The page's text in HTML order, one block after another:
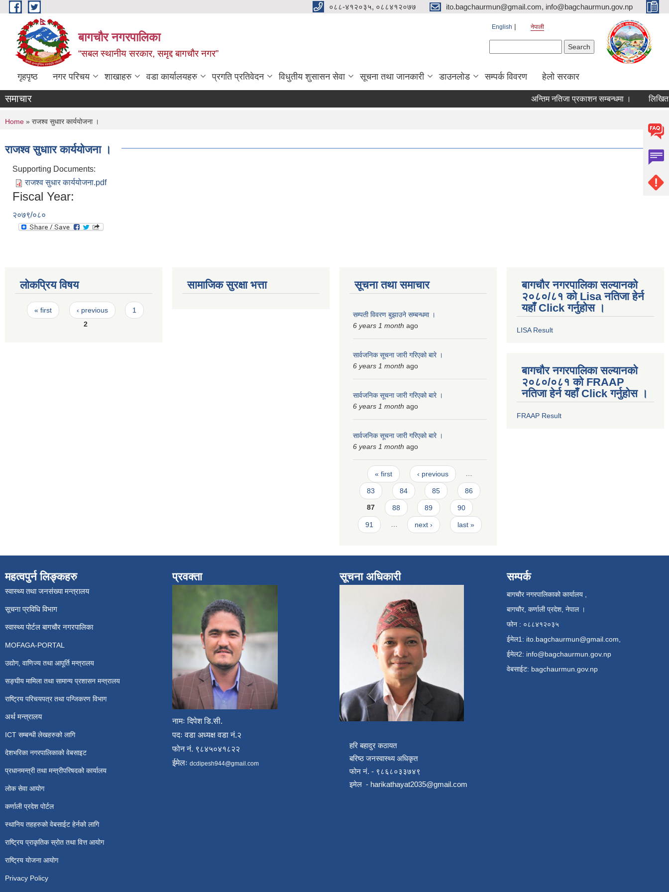
Skip to main content ०८८-४१२०३५, ०८८४१२०७७ ito.bagchaurmun@gmail.com, info@bagchaurmun.gov.np
बागचौर नगरपालिका
“सबल स्थानीय सरकार, समृद्द बागचौर नगर”
English नेपाली
गृहपृष्ठ नगर परिचय शाखाहरु वडा ‍कार्यालयहरु प्रगति प्रतिवेदन विधुतीय शुसासन सेवा सूचना तथा जानकारी डाउनलोड सम्पर्क विवरण हेलो सरकार
समाचार अन्तिम नतिजा प्रकाशन सम्बन्धमा । लिखित
You are here
Home » राजश्व सुधाार कार्ययोजना ।
राजश्व सुधाार कार्ययोजना ।
Supporting Documents:
राजश्व सुधार कार्ययोजना.pdf
Fiscal Year:
२०७९/०८०
लोकप्रिय विषय
Pages
« first ‹ previous
1
2
सामाजिक सुरक्षा भत्ता सूचना तथा समाचार
सम्पती विवरण बुझाउने सम्बन्धमा ।
6 years 1 month ago
सार्वजनिक सूचना जारी गरिएको बारे ।
6 years 1 month ago
सार्वजनिक सूचना जारी गरिएको बारे ।
6 years 1 month ago
सार्वजनिक सूचना जारी गरिएको बारे ।
6 years 1 month ago
Pages
« first ‹ previous …
83 84 85 86
87 88 89 90
91 … next › last »
बागचौर नगरपालिका सल्यानको
२०८०/८१ को Lisa नतिजा हेर्न
यहाँ Click गर्नुहोस ।
LISA Result
बागचौर नगरपालिका सल्यानको
२०८०/०८१ को FRAAP
नतिजा हेर्न यहाँ Click गर्नुहोस ।
FRAAP Result
महत्वपुर्न लिङ्कहरु
स्वास्थ्य तथा जनसंख्या मन्त्रालय
सूचना प्रविधि विभाग
स्वास्थ्य पोर्टल बागचौर नगरपालिका
MOFAGA-PORTAL
उद्योग, वाणिज्य तथा आपूर्ति मन्त्रालय
सङ्घीय मामिला तथा सामान्य प्रशासन मन्त्रालय
राष्ट्रिय परिचयपत्र तथा पन्जिकरण विभाग
अर्थ मन्त्रालय
ICT सम्बन्धी लेखहरुको लागि
देशभरिका नगरपालिकाको वेबसाइट
प्रधानमन्त्री तथा मन्त्रीपरिषदको कार्यालय
लोक सेवा आयोग
कर्णाली प्रदेश पोर्टल
स्थानिय तहहरुको वेबसाईट हेर्नको लागि
राष्ट्रिय प्राकृतिक स्रोत तथा वित्त आयोग
राष्ट्रिय योजना आयोग
Privacy Policy
प्रवक्ता
नामः दिपेश डि.सी.
पदः वडा अध्यक्ष वडा नं.२
फोन नं. ९८४५०४१८२२
ईमेलः dcdipesh944@gmail.com
सूचना अधिकारी
हरि बहादुर कठायत
बरिष्ठ जनस्वास्थ्य अधिकृत
फोन नं. - ९८६८०३३७४९
इमेल - harikathayat2035@gmail.com
सम्पर्क
बागचौर नगरपालिकाको कार्यालय ,
बागचौर, कर्णाली प्रदेश, नेपाल ।
फोन : ०८८४१२०३५
ईमेल1: ito.bagchaurmun@gmail.com
ईमेल2: info@bagchaurmun.gov.np
वे‍बसाईट: bagchaurmun.gov.np